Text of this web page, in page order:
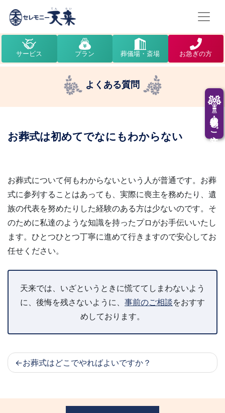
供花・供物のご注文
サービス プラン 葬儀場・斎場 お急ぎの方
よくある質問
お葬式は初めてでなにもわからない
お葬式について何もわからないという人が普通です。お葬
式に参列することはあっても、実際に喪主を務めたり、遺
族の代表を努めたりした経験のある方は少ないのです。そ
のために私達のような知識を持ったプロがお手伝いいたし
ます。ひとつひとつ丁寧に進めて行きますので安心してお
任せください。
天来では、いざというときに慌ててしまわないよう
に、後悔を残さないように、 事前のご相談をおすす
めしております。
お葬式はどこでやればよいですか？